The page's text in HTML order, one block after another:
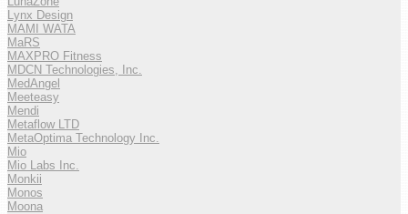
Lynx Design
MAMI WATA
MaRS
MAXPRO Fitness
MDCN Technologies, Inc.
MedAngel
Meeteasy
Mendi
Metaflow LTD
MetaOptima Technology Inc.
Mio
Mio Labs Inc.
Monkii
Monos
Moona